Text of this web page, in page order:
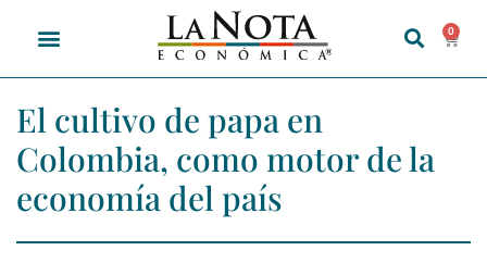
0
El cultivo de papa en
Colombia, como motor de la
economía del país